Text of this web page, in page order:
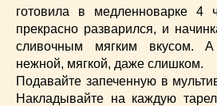
готовила в медленноварке 4
прекрасно разварился, и
сливочным мягким вкусом. А
нежной, мягкой, даже слишком.
Подавайте запеченную в
Накладывайте на каждую